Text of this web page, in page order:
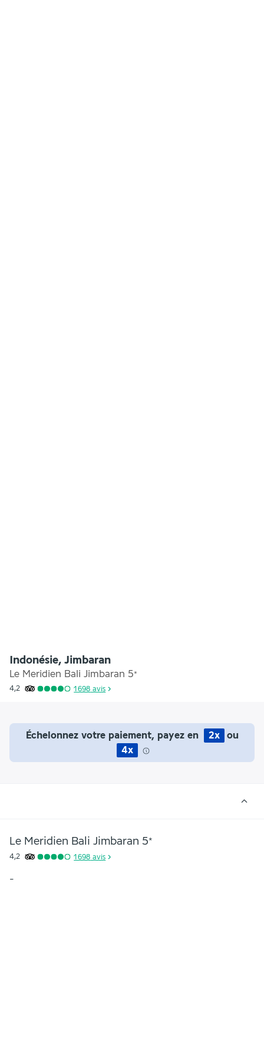
Indonésie, Jimbaran
Le Meridien Bali Jimbaran 5*
4,2 1 698 avis
Échelonnez votre paiement, payez en 2x
ou
4x
Le Meridien Bali Jimbaran 5*
4,2 1 698 avis
-